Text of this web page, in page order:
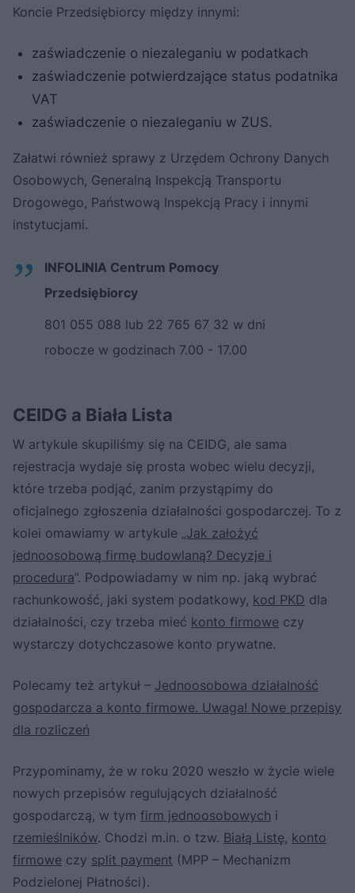
Koncie Przedsiębiorcy między innymi:
zaświadczenie o niezaleganiu w podatkach
zaświadczenie potwierdzające status podatnika
VAT
zaświadczenie o niezaleganiu w ZUS.
Załatwi również sprawy z Urzędem Ochrony Danych
Osobowych, Generalną Inspekcją Transportu
Drogowego, Państwową Inspekcją Pracy i innymi
instytucjami.
INFOLINIA Centrum Pomocy
Przedsiębiorcy
801 055 088 lub 22 765 67 32 w dni
robocze w godzinach 7.00 - 17.00
CEIDG a Biała Lista
W artykule skupiliśmy się na CEIDG, ale sama
rejestracja wydaje się prosta wobec wielu decyzji,
które trzeba podjąć, zanim przystąpimy do
oficjalnego zgłoszenia działalności gospodarczej. To z
kolei omawiamy w artykule „Jak założyć
jednoosobową firmę budowlaną? Decyzje i
procedura”. Podpowiadamy w nim np. jaką wybrać
rachunkowość, jaki system podatkowy, kod PKD dla
działalności, czy trzeba mieć konto firmowe czy
wystarczy dotychczasowe konto prywatne.
Polecamy też artykuł – Jednoosobowa działalność
gospodarcza a konto firmowe. Uwaga! Nowe przepisy
dla rozliczeń
Przypominamy, że w roku 2020 weszło w życie wiele
nowych przepisów regulujących działalność
gospodarczą, w tym firm jednoosobowych i
rzemieślników. Chodzi m.in. o tzw. Białą Listę, konto
firmowe czy split payment (MPP – Mechanizm
Podzielonej Płatności).